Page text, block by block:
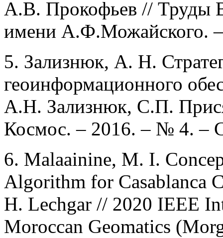
А.В. Прокофьев // Труды
имени А.Ф.Можайского.
5. Зализнюк, А. Н.
геоинформационного
А.Н. Зализнюк, С.П.
Космос. – 2016. – № 4. –
6. Malaainine, M. I.
Algorithm for Casablanca
H. Lechgar // 2020 IEEE
Moroccan Geomatics